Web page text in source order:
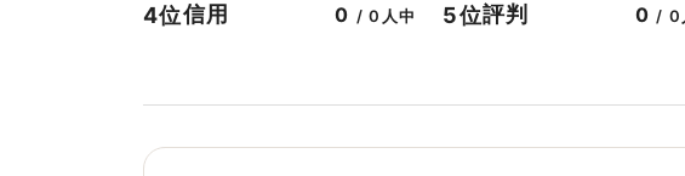
4位信用 0 / 0人中 5位評判 0/ 0